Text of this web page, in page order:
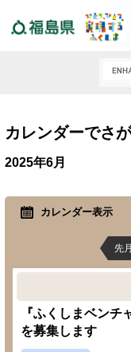
カレンダーでさ
2025年6月
カレンダー表示
先月
『ふくしまベン
を募集します